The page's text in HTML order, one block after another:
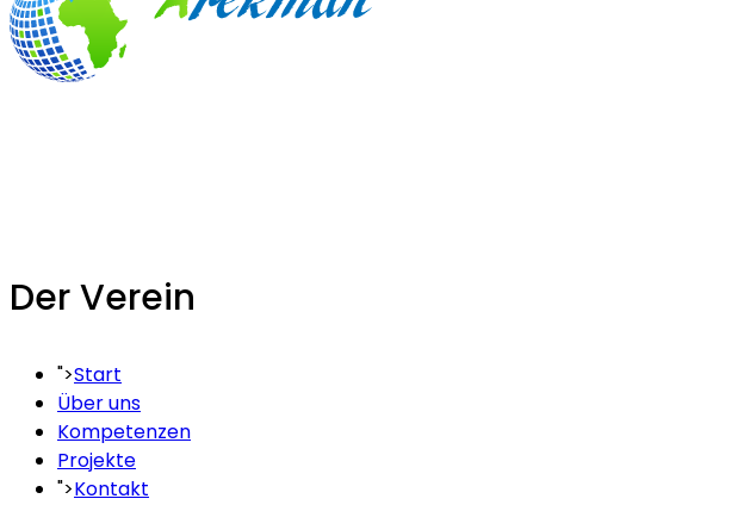
Der Verein
">Start
Über uns
Kompetenzen
Projekte
">Kontakt